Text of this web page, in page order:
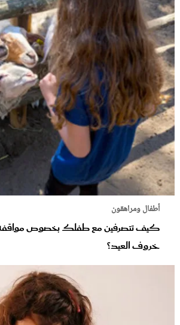
أطفال ومراهقون
كيف تتصرفين مع طفلك بخصوص مواقفه
خروف العيد؟